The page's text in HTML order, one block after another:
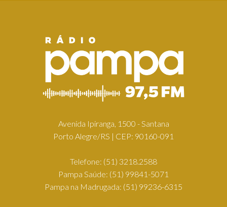
Avenida Ipiranga, 1500 - Santana
Porto Alegre/RS | CEP: 90160-091
Telefone: (51) 3218.2588
Pampa Saúde: (51) 99841-5071
Pampa na Madrugada: (51) 99236-6315